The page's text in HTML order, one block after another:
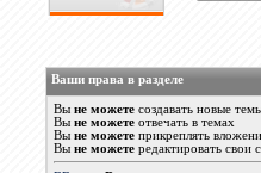
Ваши права в разделе
Выне можете создавать новые
Выне можете отвечать в темах
Выне можете прикреплять
Выне можете редактировать свои